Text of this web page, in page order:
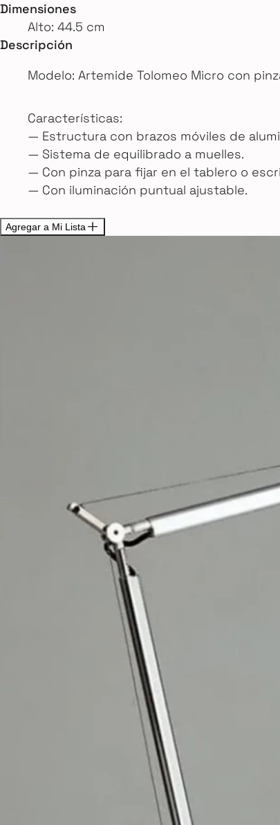
Dimensiones
Alto: 44.5 cm
Descripción
Modelo: Artemide Tolomeo Micro con
Características:
— Estructura con brazos móviles de
— Sistema de equilibrado a muelles.
— Con pinza para fijar en el tablero o
— Con iluminación puntual ajustable.
Agregar a Mi Lista